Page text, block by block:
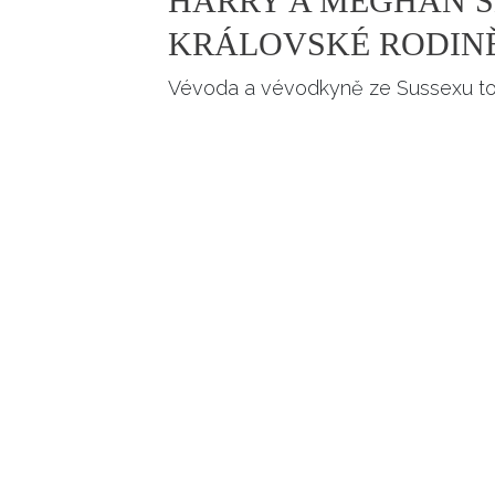
KRÁLOVSKÉ
Vévoda a vévodkyně ze Sussexu